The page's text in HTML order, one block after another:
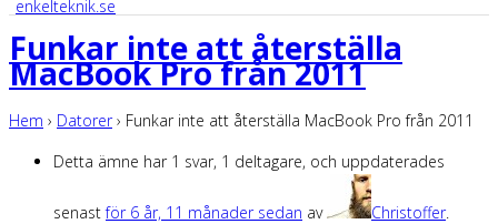
Funkar inte att återställa
MacBook Pro från 2011
Hem › Datorer › Funkar inte att återställa MacBook Pro från 2011
Detta ämne har 1 svar, 1 deltagare, och uppdaterades
senastför 6 år, 11 månader sedan av Christoffer.